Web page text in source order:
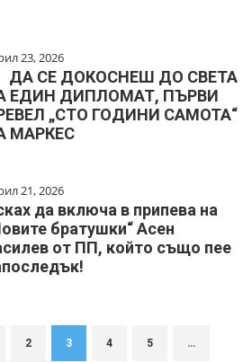
23, 2026
СЕ ДОКОСНЕШ ДО СВЕТА
ЕДИН ДИПЛОМАТ, ПЪРВИ
„СТО ГОДИНИ САМОТА“
МАРКЕС
21, 2026
да включа в припева на
братушки“ Асен
от ПП, който също пее
2 3 4 5 …